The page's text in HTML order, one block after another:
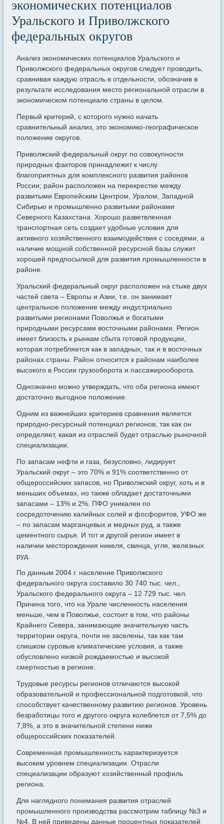
экономических потенциалов
Уральского и Приволжского
федеральных округов
Анализ экономических потенциалов Уральского и
Приволжского федеральных округов следует проводить,
сравнивая каждую отрасль в отдельности, обозначив в
результате исследования место региональной отрасли в
экономическом потенциале страны в целом.
Первый критерий, с которого нужно начать
сравнительный анализ, это экономико-географическое
положение округов.
Приволжский федеральный округ по совокупности
природных факторов принадлежит к числу
благоприятных для комплексного развития районов
России; район расположен на перекрестке между
развитыми Европейским Центром, Уралом, Западной
Сибирью и промышленно развитыми районами
Северного Казахстана. Хорошо разветвленная
транспортная сеть создает удобные условия для
активного хозяйственного взаимодействия с соседями, а
наличие мощной собственной ресурсной базы служит
хорошей предпосылкой для развития промышленности в
районе.
Уральский федеральный округ расположен на стыке двух
частей света – Европы и Азии, т.е. он занимает
центральное положение между индустриально
развитыми регионами Поволжья и богатыми
природными ресурсами восточными районами. Регион
имеет близость к рынкам сбыта готовой продукции,
которая потребляется как в западных, так и в восточных
районах страны. Район относится к районам наиболее
высокого в России грузооборота и пассажирооборота.
Однозначно можно утверждать, что оба региона имеют
достаточно выгодное положение.
Одним из важнейших критериев сравнения является
природно-ресурсный потенциал регионов, так как он
определяет, какая из отраслей будет отраслью рыночной
специализации.
По запасам нефти и газа, безусловно, лидирует
Уральский округ – это 70% и 91% соответственно от
общероссийских запасов, но Приволжский округ, хоть и в
меньших объемах, но также обладает достаточными
запасами – 13% и 2%. ПФО уникален по
сосредоточению калийных солей и фосфоритов, УФО же
– по запасам марганцевых и медных руд, а также
цементного сырья. И тот и другой регион имеет в
наличии месторождения никеля, свинца, угля, железных
руд.
По данным 2004 г. население Приволжского
федерального округа составило 30 740 тыс. чел.,
Уральского федерального округа – 12 729 тыс. чел.
Причина того, что на Урале численность населения
меньше, чем в Поволжье, состоит в том, что районы
Крайнего Севера, занимающие значительную часть
территории округа, почти не заселены, так как там
слишком суровые климатические условия, а также
обусловлено низкой рождаемостью и высокой
смертностью в регионе.
Трудовые ресурсы регионов отличаются высокой
образовательной и профессиональной подготовкой, что
способствует качественному развитию регионов. Уровень
безработицы того и другого округа колеблется от 7,5% до
7,8%, а это в значительной степени ниже
общероссийских показателей.
Современная промышленность характеризуется
высоким уровнем специализации. Отрасли
специализации образуют хозяйственный профиль
региона.
Для наглядного понимания развития отраслей
промышленного производства рассмотрим таблицу №3 и
№4. В ней приведены данные процентных показателей